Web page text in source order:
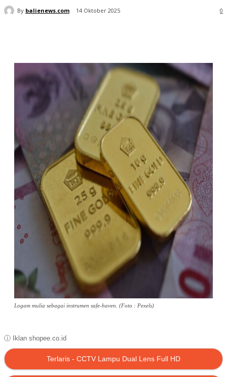
By balienews.com 14 Oktober 2025 0
Logam mulia sebagai instrumen safe-haven. (Foto : Pexels)
ⓘ Iklan shopee.co.id
Terlaris - CCTV Lampu Dual Lens Full HD